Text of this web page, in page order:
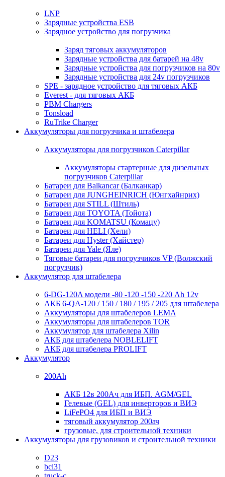
LNP
Зарядные устройства ESB
Зарядное устройство для погрузчика
Заряд тяговых аккумуляторов
Зарядные устройства для батарей на 48v
Зарядные устройства для погрузчиков на 80v
Зарядные устройства для 24v погрузчиков
SPE - зарядное устройство для тяговых АКБ
Everest - для тяговых АКБ
PBM Chargers
Tonsload
RuTrike Charger
Аккумуляторы для погрузчика и штабелера
Аккумуляторы для погрузчиков Caterpillar
Аккумуляторы стартерные для дизельных
погрузчиков Caterpillar
Батареи для Balkancar (Балканкар)
Батареи для JUNGHEINRICH (Юнгхайнрих)
Батареи для STILL (Штиль)
Батареи для TOYOTA (Тойота)
Батареи для KOMATSU (Комацу)
Батареи для HELI (Хели)
Батареи для Hyster (Хайстер)
Батареи для Yale (Яле)
Тяговые батареи для погрузчиков VP (Волжский
погрузчик)
Аккумулятор для штабелера
6-DG-120A модели -80 -120 -150 -220 Ah 12v
АКБ 6-QA-120 / 150 / 180 / 195 / 205 для штабелера
Аккумуляторы для штабелеров LEMA
Аккумуляторы для штабелеров TOR
Аккумулятор для штабелера Xilin
АКБ для штабелера NOBLELIFT
АКБ для штабелера PROLIFT
Аккумулятор
200Ah
АКБ 12в 200Ач для ИБП. AGM/GEL
Гелевые (GEL) для инверторов и ВИЭ
LiFePO4 для ИБП и ВИЭ
тяговый аккумулятор 200ач
грузовые, для строительной техники
Аккумуляторы для грузовиков и строительной техники
D23
bci31